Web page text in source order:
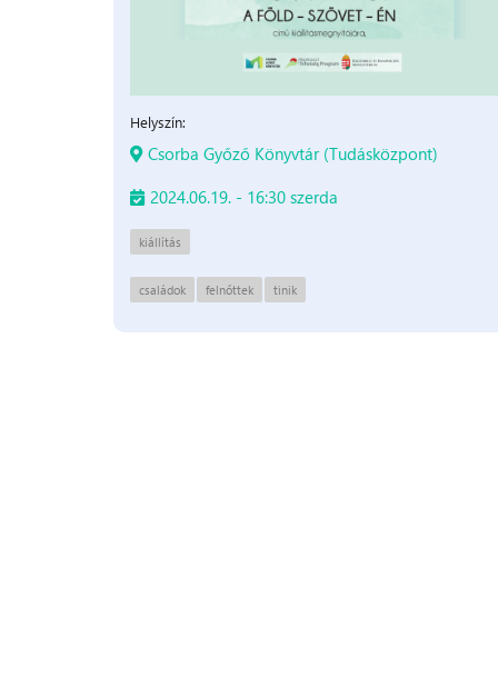
Helyszín:
Csorba Győző Könyvtár (Tudásközpont)
2024.06.19. - 16:30 szerda
kiállítás
családok felnőttek tinik